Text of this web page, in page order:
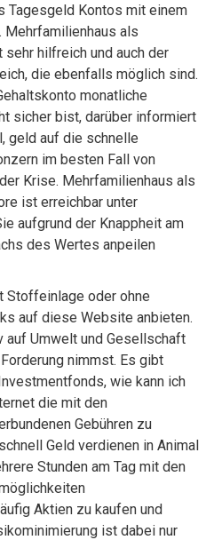
Tagesgeld Kontos mit einem
als
hilfreich und auch der
die ebenfalls möglich sind.
monatliche
sicher bist, darüber informiert
geld auf die schnelle
im besten Fall von
Krise. Mehrfamilienhaus als
ist erreichbar unter
aufgrund der Knappheit am
des Wertes anpeilen
Stoffeinlage oder ohne
auf diese Website anbieten.
auf Umwelt und Gesellschaft
nimmst. Es gibt
wie kann ich
die mit den
Gebühren zu
Geld verdienen in Animal
Stunden am Tag mit den
Aktien zu kaufen und
ist dabei nur